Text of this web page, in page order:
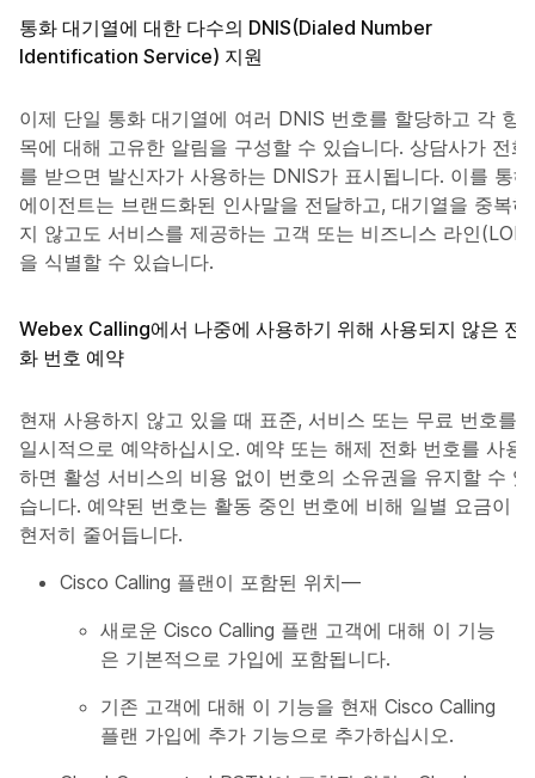
통화 대기열에 대한 다수의 DNIS(Dialed Number
Identification Service) 지원
이제 단일 통화 대기열에 여러 DNIS 번호를 할당하고 각 항
목에 대해 고유한 알림을 구성할 수 있습니다. 상담사가 전화
를 받으면 발신자가 사용하는 DNIS가 표시됩니다. 이를 통해
에이전트는 브랜드화된 인사말을 전달하고, 대기열을 중복하
지 않고도 서비스를 제공하는 고객 또는 비즈니스 라인(LOB)
을 식별할 수 있습니다.
Webex Calling에서 나중에 사용하기 위해 사용되지 않은 전
화 번호 예약
현재 사용하지 않고 있을 때 표준, 서비스 또는 무료 번호를
일시적으로 예약하십시오. 예약 또는 해제 전화 번호를 사용
하면 활성 서비스의 비용 없이 번호의 소유권을 유지할 수 있
습니다. 예약된 번호는 활동 중인 번호에 비해 일별 요금이
현저히 줄어듭니다.
Cisco Calling 플랜이 포함된 위치—
새로운 Cisco Calling 플랜 고객에 대해 이 기능
은 기본적으로 가입에 포함됩니다.
기존 고객에 대해 이 기능을 현재 Cisco Calling
플랜 가입에 추가 기능으로 추가하십시오.